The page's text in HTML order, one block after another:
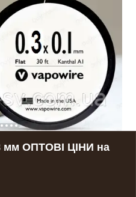
мм ОПТОВІ ЦІНИ на